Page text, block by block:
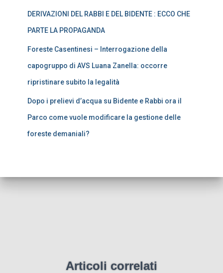
DERIVAZIONI DEL RABBI E DEL BIDENTE : ECCO CHE
PARTE LA PROPAGANDA
Foreste Casentinesi – Interrogazione della
capogruppo di AVS Luana Zanella: occorre
ripristinare subito la legalità
Dopo i prelievi d’acqua su Bidente e Rabbi ora il
Parco come vuole modificare la gestione delle
foreste demaniali?
Articoli correlati